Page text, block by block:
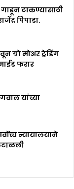
टाकण्यासाठी
पिपाडा.
ग्रो मोअर ट्रेडिंग
फरार
यांच्या
न्यायालयाने